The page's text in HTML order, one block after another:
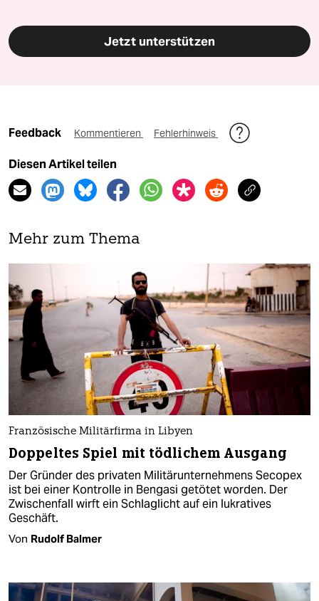
Jetzt unterstützen
Feedback Kommentieren Fehlerhinweis
Diesen Artikel teilen
Mehr zum Thema
Französische Militärfirma in Libyen
Doppeltes Spiel mit tödlichem Ausgang
Der Gründer des privaten Militärunternehmens Secopex
ist bei einer Kontrolle in Bengasi getötet worden. Der
Zwischenfall wirft ein Schlaglicht auf ein lukratives
Geschäft.
Von Rudolf Balmer